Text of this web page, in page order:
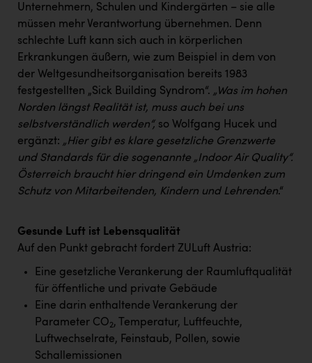
Unternehmern, Schulen und Kindergärten – sie alle
müssen mehr Verantwortung übernehmen. Denn
schlechte Luft kann sich auch in körperlichen
Erkrankungen äußern, wie zum Beispiel in dem von
der Weltgesundheitsorganisation bereits 1983
festgestellten „Sick Building Syndrom“. „Was im hohen
Norden längst Realität ist, muss auch bei uns
selbstverständlich werden“, so Wolfgang Hucek und
ergänzt: „Hier gibt es klare gesetzliche Grenzwerte
und Standards für die sogenannte „Indoor Air Quality“.
Österreich braucht hier dringend ein Umdenken zum
Schutz von Mitarbeitenden, Kindern und Lehrenden.“
Gesunde Luft ist Lebensqualität
Auf den Punkt gebracht fordert ZULuft Austria:
Eine gesetzliche Verankerung der Raumluftqualität
für öffentliche und private Gebäude
Eine darin enthaltende Verankerung der
Parameter CO2, Temperatur, Luftfeuchte,
Luftwechselrate, Feinstaub, Pollen, sowie
Schallemissionen